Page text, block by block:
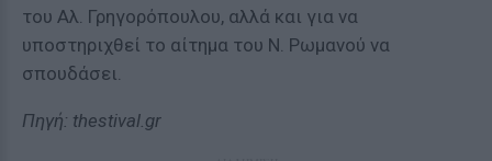
του Αλ. Γρηγορόπουλου, αλλά και για να
υποστηριχθεί το αίτημα του Ν. Ρωμανού να
σπουδάσει.
Πηγή: thestival.gr